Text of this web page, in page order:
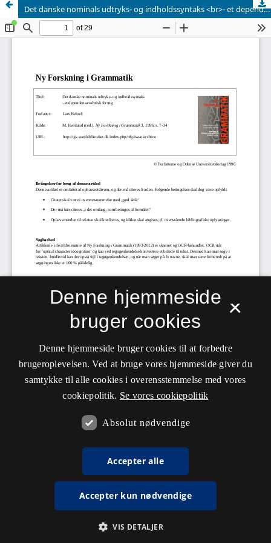
Det danske nominals udtryks- og indholdssyntaks <br>- et dependensanalytisk forsøg
×
Denne hjemmeside
bruger cookies
Denne hjemmeside bruger cookies til at forbedre
brugeroplevelsen. Ved at bruge vores hjemmeside giver du
samtykke til alle cookies i overensstemmelse med vores
cookiepolitik. Se vores cookiepolitik
Absolut nødvendige
Accepter alle
Accepter kun nødvendige
VIS DETALJER